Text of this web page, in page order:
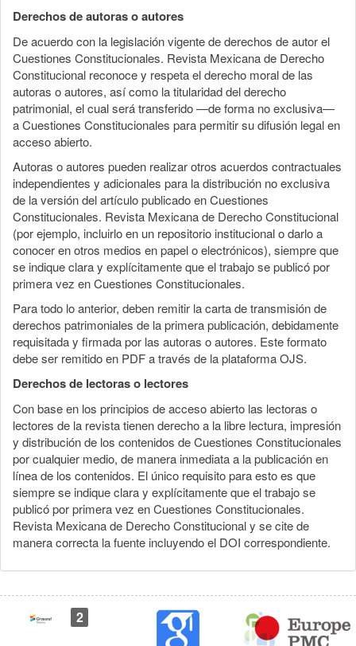
Derechos de autoras o autores
De acuerdo con la legislación vigente de derechos de autor el
Cuestiones Constitucionales. Revista Mexicana de Derecho
Constitucional reconoce y respeta el derecho moral de las
autoras o autores, así como la titularidad del derecho
patrimonial, el cual será transferido —de forma no exclusiva—
a Cuestiones Constitucionales para permitir su difusión legal en
acceso abierto.
Autoras o autores pueden realizar otros acuerdos contractuales
independientes y adicionales para la distribución no exclusiva
de la versión del artículo publicado en Cuestiones
Constitucionales. Revista Mexicana de Derecho Constitucional
(por ejemplo, incluirlo en un repositorio institucional o darlo a
conocer en otros medios en papel o electrónicos), siempre que
se indique clara y explícitamente que el trabajo se publicó por
primera vez en Cuestiones Constitucionales.
Para todo lo anterior, deben remitir la carta de transmisión de
derechos patrimoniales de la primera publicación, debidamente
requisitada y firmada por las autoras o autores. Este formato
debe ser remitido en PDF a través de la plataforma OJS.
Derechos de lectoras o lectores
Con base en los principios de acceso abierto las lectoras o
lectores de la revista tienen derecho a la libre lectura, impresión
y distribución de los contenidos de Cuestiones Constitucionales
por cualquier medio, de manera inmediata a la publicación en
línea de los contenidos. El único requisito para esto es que
siempre se indique clara y explícitamente que el trabajo se
publicó por primera vez en Cuestiones Constitucionales.
Revista Mexicana de Derecho Constitucional y se cite de
manera correcta la fuente incluyendo el DOI correspondiente.
2